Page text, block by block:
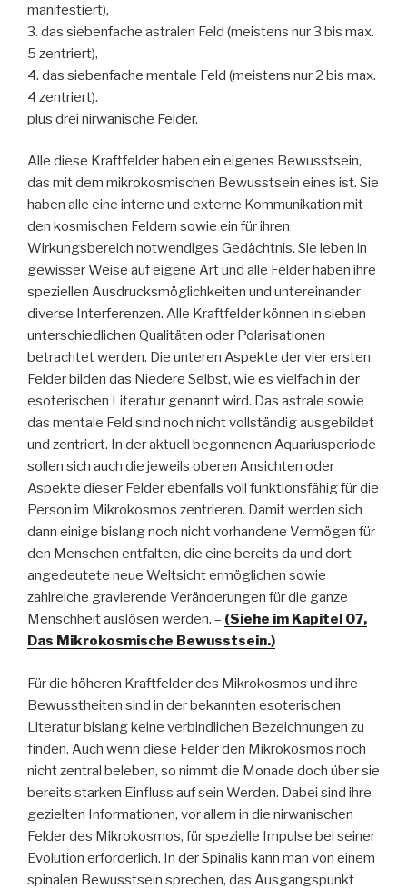
manifestiert),
3. das siebenfache astralen Feld (meistens nur 3 bis max.
5 zentriert),
4. das siebenfache mentale Feld (meistens nur 2 bis max.
4 zentriert).
plus drei nirwanische Felder.
Alle diese Kraftfelder haben ein eigenes Bewusstsein,
das mit dem mikrokosmischen Bewusstsein eines ist. Sie
haben alle eine interne und externe Kommunikation mit
den kosmischen Feldern sowie ein für ihren
Wirkungsbereich notwendiges Gedächtnis. Sie leben in
gewisser Weise auf eigene Art und alle Felder haben ihre
speziellen Ausdrucksmöglichkeiten und untereinander
diverse Interferenzen. Alle Kraftfelder können in sieben
unterschiedlichen Qualitäten oder Polarisationen
betrachtet werden. Die unteren Aspekte der vier ersten
Felder bilden das Niedere Selbst, wie es vielfach in der
esoterischen Literatur genannt wird. Das astrale sowie
das mentale Feld sind noch nicht vollständig ausgebildet
und zentriert. In der aktuell begonnenen Aquariusperiode
sollen sich auch die jeweils oberen Ansichten oder
Aspekte dieser Felder ebenfalls voll funktionsfähig für die
Person im Mikrokosmos zentrieren. Damit werden sich
dann einige bislang noch nicht vorhandene Vermögen für
den Menschen entfalten, die eine bereits da und dort
angedeutete neue Weltsicht ermöglichen sowie
zahlreiche gravierende Veränderungen für die ganze
Menschheit auslösen werden. – (Siehe im Kapitel 07,
Das Mikrokosmische Bewusstsein.)
Für die höheren Kraftfelder des Mikrokosmos und ihre
Bewusstheiten sind in der bekannten esoterischen
Literatur bislang keine verbindlichen Bezeichnungen zu
finden. Auch wenn diese Felder den Mikrokosmos noch
nicht zentral beleben, so nimmt die Monade doch über sie
bereits starken Einfluss auf sein Werden. Dabei sind ihre
gezielten Informationen, vor allem in die nirwanischen
Felder des Mikrokosmos, für spezielle Impulse bei seiner
Evolution erforderlich. In der Spinalis kann man von einem
spinalen Bewusstsein sprechen, das Ausgangspunkt